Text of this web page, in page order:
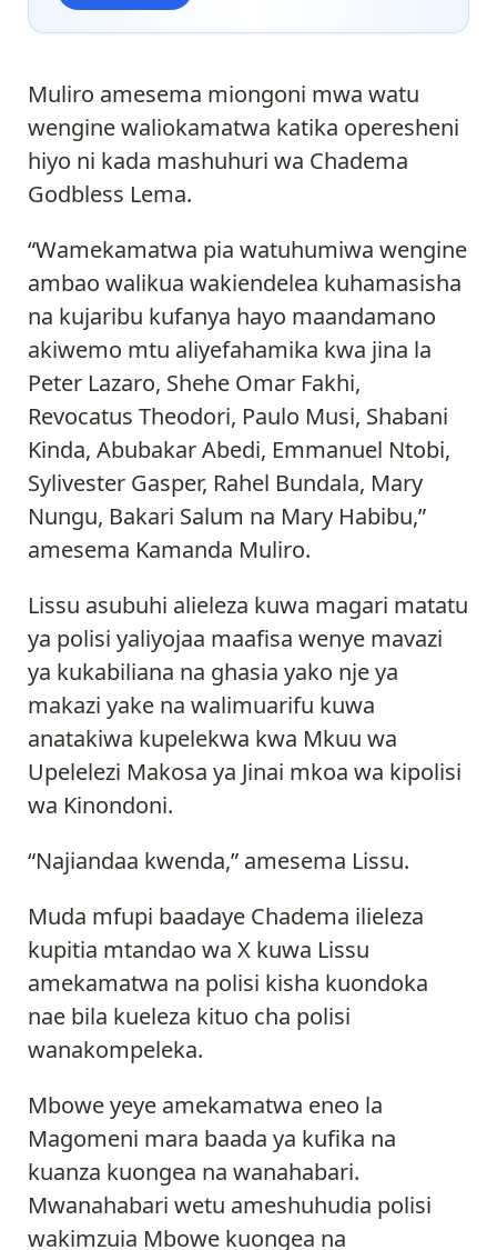
Muliro amesema miongoni mwa watu
wengine waliokamatwa katika operesheni
hiyo ni kada mashuhuri wa Chadema
Godbless Lema.
“Wamekamatwa pia watuhumiwa wengine
ambao walikua wakiendelea kuhamasisha
na kujaribu kufanya hayo maandamano
akiwemo mtu aliyefahamika kwa jina la
Peter Lazaro, Shehe Omar Fakhi,
Revocatus Theodori, Paulo Musi, Shabani
Kinda, Abubakar Abedi, Emmanuel Ntobi,
Sylivester Gasper, Rahel Bundala, Mary
Nungu, Bakari Salum na Mary Habibu,”
amesema Kamanda Muliro.
Lissu asubuhi alieleza kuwa magari matatu
ya polisi yaliyojaa maafisa wenye mavazi
ya kukabiliana na ghasia yako nje ya
makazi yake na walimuarifu kuwa
anatakiwa kupelekwa kwa Mkuu wa
Upelelezi Makosa ya Jinai mkoa wa kipolisi
wa Kinondoni.
“Najiandaa kwenda,” amesema Lissu.
Muda mfupi baadaye Chadema ilieleza
kupitia mtandao wa X kuwa Lissu
amekamatwa na polisi kisha kuondoka
nae bila kueleza kituo cha polisi
wanakompeleka.
Mbowe yeye amekamatwa eneo la
Magomeni mara baada ya kufika na
kuanza kuongea na wanahabari.
Mwanahabari wetu ameshuhudia polisi
wakimzuia Mbowe kuongea na